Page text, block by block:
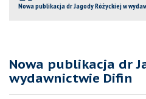
Nowa publikacja dr Jagody Różyckiej w
Nowa publikacja dr
wydawnictwie Difin